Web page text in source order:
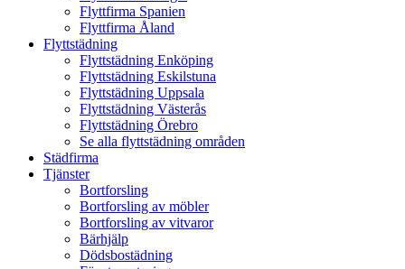
Flyttfirma Spanien
Flyttfirma Åland
Flyttstädning
Flyttstädning Enköping
Flyttstädning Eskilstuna
Flyttstädning Uppsala
Flyttstädning Västerås
Flyttstädning Örebro
Se alla flyttstädning områden
Städfirma
Tjänster
Bortforsling
Bortforsling av möbler
Bortforsling av vitvaror
Bärhjälp
Dödsbostädning